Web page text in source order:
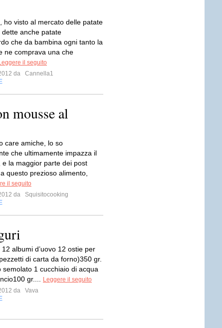
ho visto al mercato delle patate
anche patate
che da bambina ogni tanto la
ne comprava una che
il seguito
da
Cannella1
mousse al
care amiche, lo so
che ultimamente impazza il
e la maggior parte dei post
questo prezioso alimento,
il seguito
da
Squisitocooking
albumi d’uovo 12 ostie per
di carta da forno)350 gr.
semolato 1 cucchiaio di acqua
gr....
Leggere il seguito
da
Vava